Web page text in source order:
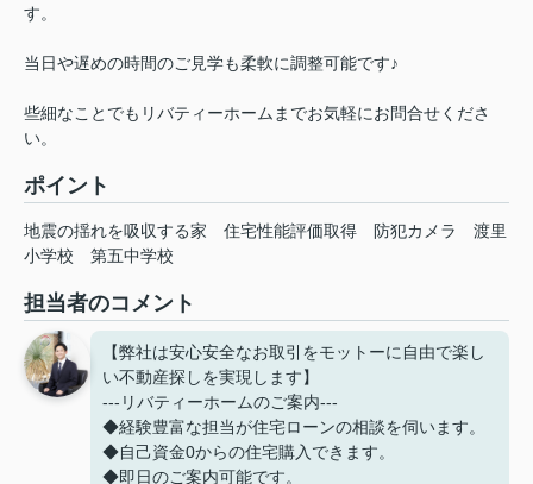
す。
当日や遅めの時間のご見学も柔軟に調整可能です♪
些細なことでもリバティーホームまでお気軽にお問合せくださ
い。
ポイント
地震の揺れを吸収する家 住宅性能評価取得 防犯カメラ
渡里
小学校
第五中学校
担当者のコメント
【弊社は安心安全なお取引をモットーに自由で楽し
い不動産探しを実現します】
---リバティーホームのご案内---
◆経験豊富な担当が住宅ローンの相談を伺います。
◆自己資金0からの住宅購入できます。
◆即日のご案内可能です。